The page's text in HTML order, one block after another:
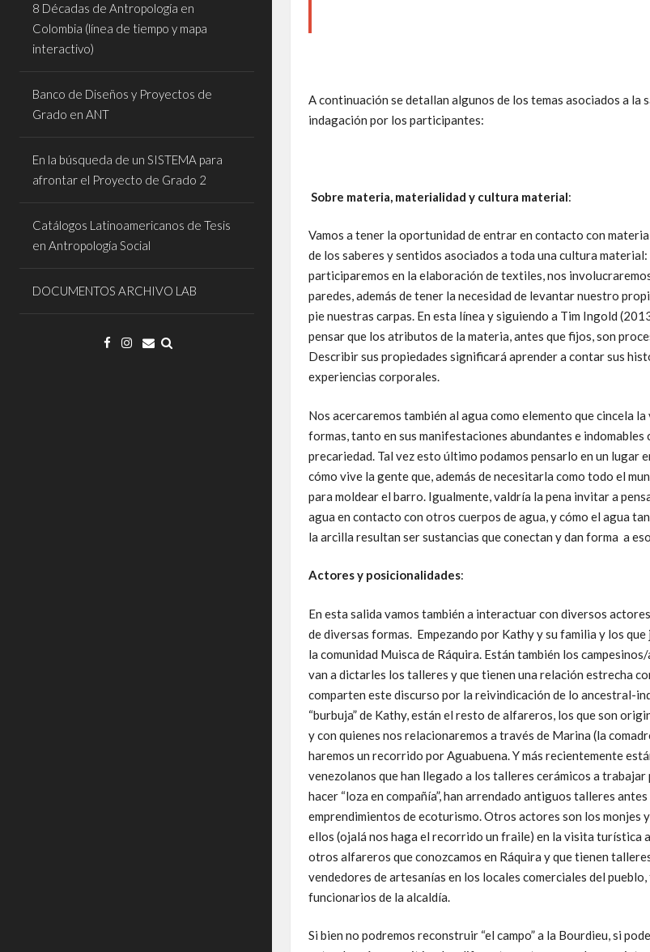
8 Décadas de Antropología en
Colombia (línea de tiempo y mapa
interactivo)
Banco de Diseños y Proyectos de
Grado en ANT
En la búsqueda de un SISTEMA para
afrontar el Proyecto de Grado 2
Catálogos Latinoamericanos de Tesis
en Antropología Social
DOCUMENTOS ARCHIVO LAB
A continuación se detallan algunos de los temas asociados a la
indagación por los participantes:
Sobre materia, materialidad y cultura material:
Vamos a tener la oportunidad de entrar en contacto con
de los saberes y sentidos asociados a toda una cultura
participaremos en la elaboración de textiles, nos
paredes, además de tener la necesidad de levantar nuestro
pie nuestras carpas. En esta línea y siguiendo a Tim Ingold
pensar que los atributos de la materia, antes que fijos, son
Describir sus propiedades significará aprender a contar sus
experiencias corporales.
Nos acercaremos también al agua como elemento que cincela la
formas, tanto en sus manifestaciones abundantes e indomables
precariedad. Tal vez esto último podamos pensarlo en un lugar
cómo vive la gente que, además de necesitarla como todo el
para moldear el barro. Igualmente, valdría la pena invitar a
agua en contacto con otros cuerpos de agua, y cómo el agua
la arcilla resultan ser sustancias que conectan y dan forma a
Actores y posicionalidades:
En esta salida vamos también a interactuar con diversos
de diversas formas. Empezando por Kathy y su familia y los
la comunidad Muisca de Ráquira. Están también los
van a dictarles los talleres y que tienen una relación estrecha
comparten este discurso por la reivindicación de lo ancestral-
“burbuja” de Kathy, están el resto de alfareros, los que son
y con quienes nos relacionaremos a través de Marina (la
haremos un recorrido por Aguabuena. Y más recientemente
venezolanos que han llegado a los talleres cerámicos a
hacer “loza en compañía”, han arrendado antiguos talleres
emprendimientos de ecoturismo. Otros actores son los monjes
ellos (ojalá nos haga el recorrido un fraile) en la visita turística
otros alfareros que conozcamos en Ráquira y que tienen
vendedores de artesanías en los locales comerciales del
funcionarios de la alcaldía.
Si bien no podremos reconstruir “el campo” a la Bourdieu, si